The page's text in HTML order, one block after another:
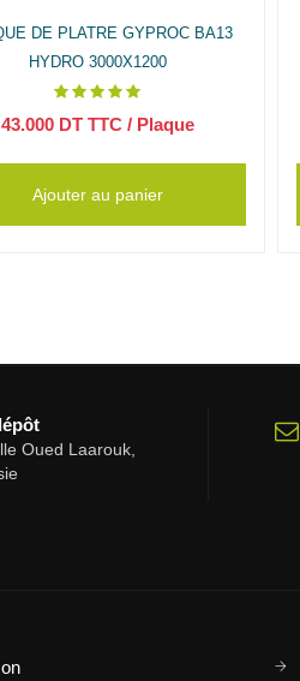
DE PLATRE GYPROC BA13
HYDRO 3000X1200
43.000 DT TTC/ Plaque
Ajouter au panier
Oued Laarouk,